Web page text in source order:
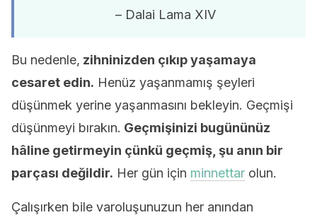
– Dalai Lama XIV
Bu nedenle, zihninizden çıkıp yaşamaya
cesaret edin. Henüz yaşanmamış şeyleri
düşünmek yerine yaşanmasını bekleyin. Geçmişi
düşünmeyi bırakın. Geçmişinizi bugününüz
hâline getirmeyin çünkü geçmiş, şu anın bir
parçası değildir. Her gün için minnettar olun.
Çalışırken bile varoluşunuzun her anından